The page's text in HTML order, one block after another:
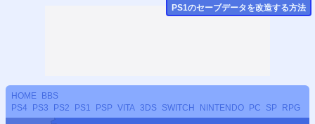
HOME
BBS
PS4
PS3 PS2 PS1 PSP VITA 3DS SWITCH NINTENDO PC SP RPG
PS1のセーブデータを改造する方法